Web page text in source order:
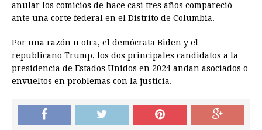
anular los comicios de hace casi tres años compareció
ante una corte federal en el Distrito de Columbia.
Por una razón u otra, el demócrata Biden y el
republicano Trump, los dos principales candidatos a la
presidencia de Estados Unidos en 2024 andan asociados o
envueltos en problemas con la justicia.